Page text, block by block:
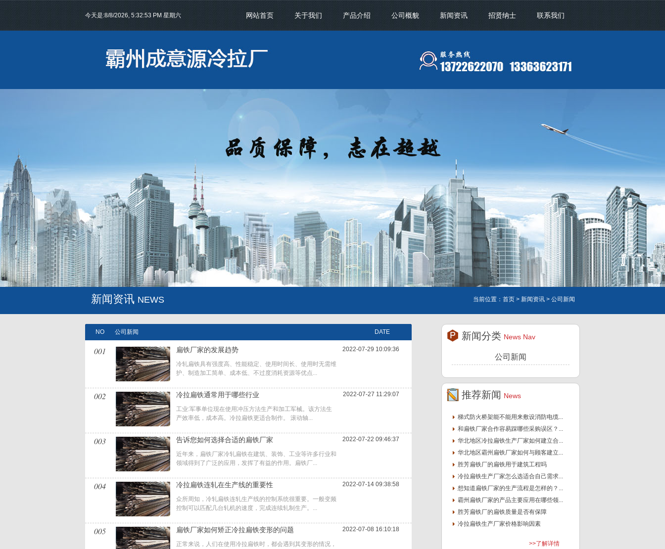
今天是:8/8/2026, 5:32:54 PM 星期六 网站首页 关于我们 产品介绍 公司概貌 新闻资讯 招贤纳士 联系我们
新闻资讯 NEWS 当前位置： 首页 > 新闻资讯 > 公司新闻
NO 公司新闻 DATE
001 扁铁厂家的发展趋势
冷轧扁铁具有强度高、性能稳定、使用时间长、使用时无需维
护、制造加工简单、成本低、不过度消耗资源等优点...
2022-07-29 10:09:36
002 冷拉扁铁通常用于哪些行业
工业:军事单位现在使用冲压方法生产和加工军械。该方法生
产效率低，成本高。冷拉扁铁更适合制作。 滚动轴...
2022-07-27 11:29:07
003 告诉您如何选择合适的扁铁厂家
近年来，扁铁厂家冷轧扁铁在建筑、装饰、工业等许多行业和
领域得到了广泛的应用，发挥了有益的作用。扁铁厂...
2022-07-22 09:46:37
004 冷拉扁铁连轧在生产线的重要性
众所周知，冷轧扁铁连轧生产线的控制系统很重要。一般变频
控制可以匹配几台轧机的速度，完成连续轧制生产。...
2022-07-14 09:38:58
005 扁铁厂家如何矫正冷拉扁铁变形的问题
正常来说，人们在使用冷拉扁铁时，都会遇到其变形的情况，
2022-07-08 16:10:18
新闻分类 News Nav
公司新闻
推荐新闻 News
梯式防火桥架能不能用来敷设消防电缆...
和扁铁厂家合作容易踩哪些采购误区？...
华北地区冷拉扁铁生产厂家如何建立合...
华北地区霸州扁铁厂家如何与顾客建立...
胜芳扁铁厂的扁铁用于建筑工程吗
冷拉扁铁生产厂家怎么选适合自己需求...
想知道扁铁厂家的生产流程是怎样的？...
霸州扁铁厂家的产品主要应用在哪些领...
胜芳扁铁厂的扁铁质量是否有保障
冷拉扁铁生产厂家价格影响因素
>>了解详情